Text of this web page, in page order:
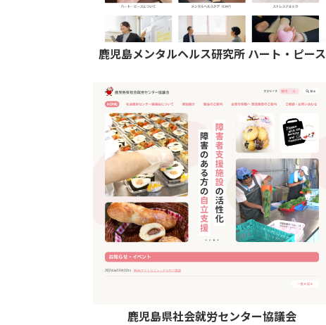
鹿児島メンタルヘルス研究所 ハート・ピース
鹿児島県社会就労センター協議会